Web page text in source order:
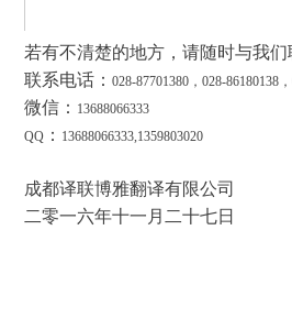
若有不清楚的地方，请随时与我们
联系电话：028-87701380，028-86180138
微信： 13688066333
QQ ： 13688066333,1359803020
成都译联博雅翻译有限公司
二零一六年十一月二十七日